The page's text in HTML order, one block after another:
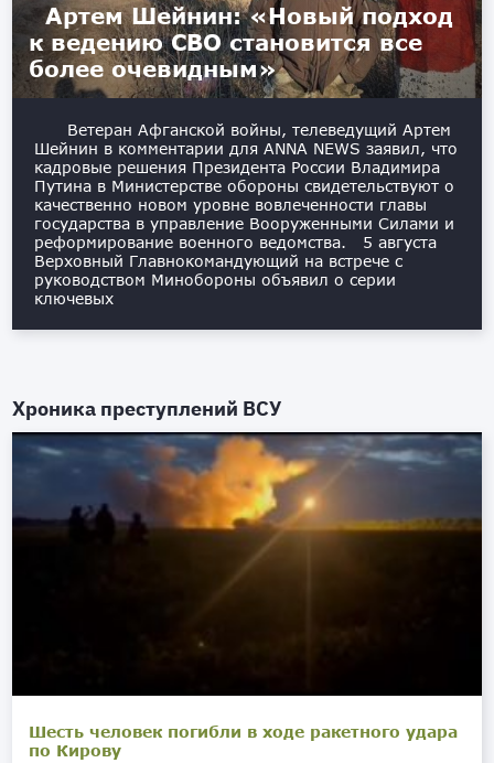
Артем Шейнин: «Новый подход
к ведению СВО становится все
более очевидным»
Ветеран Афганской войны, телеведущий Артем
Шейнин в комментарии для ANNA NEWS заявил, что
кадровые решения Президента России Владимира
Путина в Министерстве обороны свидетельствуют о
качественно новом уровне вовлеченности главы
государства в управление Вооруженными Силами и
реформирование военного ведомства. 5 августа
Верховный Главнокомандующий на встрече с
руководством Минобороны объявил о серии
ключевых
Хроника преступлений ВСУ
Шесть человек погибли в ходе ракетного удара
по Кирову